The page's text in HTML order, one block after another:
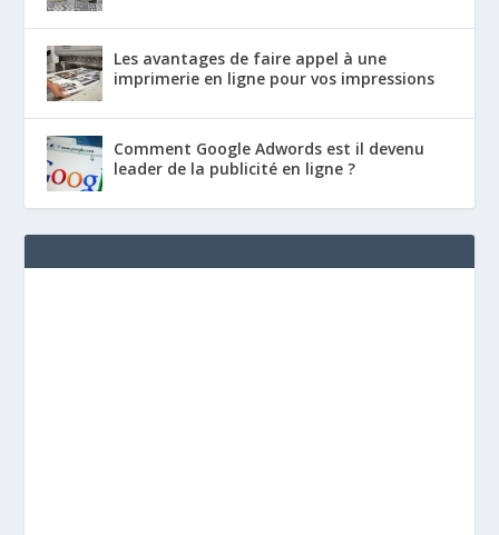
Les avantages de faire appel à une
imprimerie en ligne pour vos impressions
Comment Google Adwords est il devenu
leader de la publicité en ligne ?